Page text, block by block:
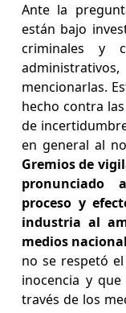
Ante la
están bajo
criminales y
mencionarlas.
hecho contra
de
en general al
Gremios de
pronunciado
proceso y
industria al
medios
no se respetó
inocencia y
través de los